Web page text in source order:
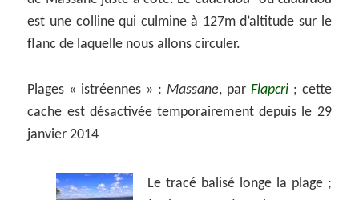
est une colline qui culmine à 127m d’altitude sur le
flanc de laquelle nous allons circuler.
Plages « istréennes » : Massane, par Flapcri; cette
cache est désactivée temporairement depuis le 29
janvier 2014
Le tracé balisé longe la plage ;